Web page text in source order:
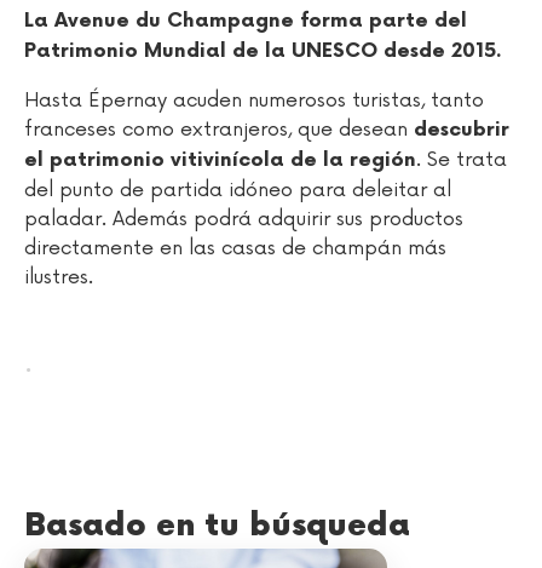
La Avenue du Champagne forma parte del
Patrimonio Mundial de la UNESCO desde 2015.
Hasta Épernay acuden numerosos turistas, tanto
franceses como extranjeros, que desean descubrir
el patrimonio vitivinícola de la región. Se trata
del punto de partida idóneo para deleitar al
paladar. Además podrá adquirir sus productos
directamente en las casas de champán más
ilustres.
.
Basado en tu búsqueda